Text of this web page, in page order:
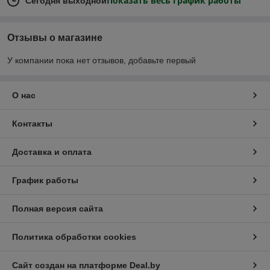
Отзывы о магазине
У компании пока нет отзывов, добавьте первый
О нас
Контакты
Доставка и оплата
График работы
Полная версия сайта
Политика обработки cookies
Сайт создан на платформе Deal.by